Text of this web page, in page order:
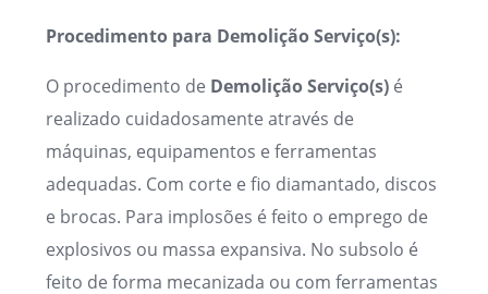
Procedimento para Demolição Serviço(s):
O procedimento de Demolição Serviço(s) é
realizado cuidadosamente através de
máquinas, equipamentos e ferramentas
adequadas. Com corte e fio diamantado, discos
e brocas. Para implosões é feito o emprego de
explosivos ou massa expansiva. No subsolo é
feito de forma mecanizada ou com ferramentas